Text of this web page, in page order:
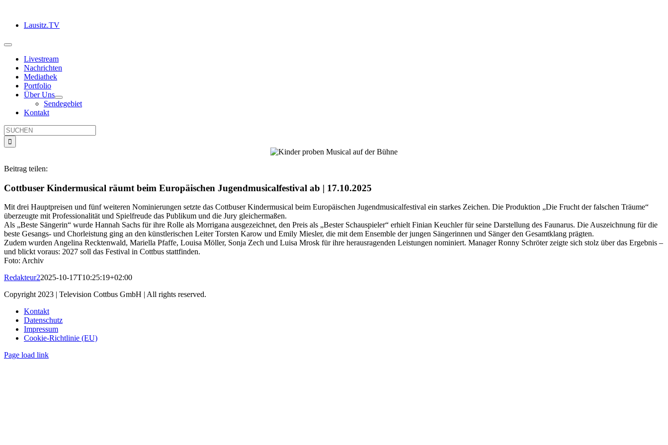
springenLausitz.TV
Toggle
NavigationLivestream
Nachrichten
Mediathek
Portfolio
Über Uns
Sendegebiet
Kontakt
Suche
nach:
Beitrag teilen:
Cottbuser Kindermusical räumt beim Europäischen Jugendmusicalfestival ab | 17.10.2025
Mit drei Hauptpreisen und fünf weiteren Nominierungen setzte das Cottbuser Kindermusical beim Europäischen Jugendmusicalfestival ein starkes Zeichen. Die Produktion „Die Frucht der falschen Träume“
überzeugte mit Professionalität und Spielfreude das Publikum und die Jury gleichermaßen.
Als „Beste Sängerin“ wurde Hannah Sachs für ihre Rolle als Morrigana ausgezeichnet, den Preis als „Bester Schauspieler“ erhielt Finian Keuchler für seine Darstellung des Faunarus. Die Auszeichnung für die
beste Gesangs- und Chorleistung ging an den künstlerischen Leiter Torsten Karow und Emily Miesler, die mit dem Ensemble der jungen Sängerinnen und Sänger den Gesamtklang prägten.
Zudem wurden Angelina Recktenwald, Mariella Pfaffe, Louisa Möller, Sonja Zech und Luisa Mrosk für ihre herausragenden Leistungen nominiert. Manager Ronny Schröter zeigte sich stolz über das Ergebnis –
und blickt voraus: 2027 soll das Festival in Cottbus stattfinden.
Foto: Archiv
Redakteur22025-10-17T10:25:19+02:00
Copyright 2023 | Television Cottbus GmbH | All rights reserved.
Kontakt
Datenschutz
Impressum
Cookie-Richtlinie (EU)
Page load link